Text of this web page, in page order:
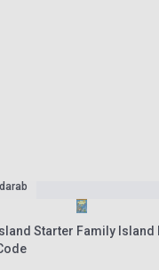
Starter Family Island